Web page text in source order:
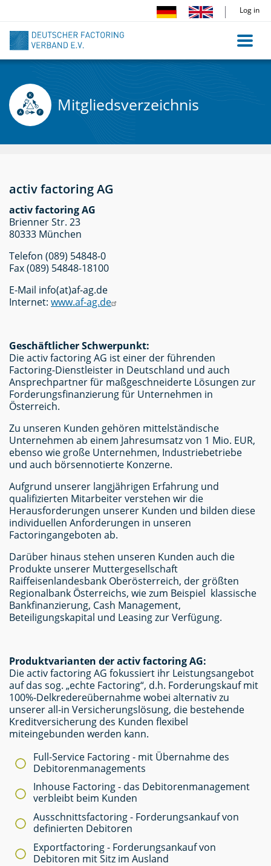
main
content
Log in
Mitgliedsverzeichnis
activ factoring AG
activ factoring AG
Brienner Str. 23
80333 München
Telefon (089) 54848-0
Fax (089) 54848-18100
E-Mail info(at)af-ag.de
Internet: www.af-ag.de
Geschäftlicher Schwerpunkt:
Die activ factoring AG ist einer der führenden
Factoring-Dienstleister in Deutschland und auch
Ansprechpartner für maßgeschneiderte Lösungen zur
Forderungsfinanzierung für Unternehmen in
Österreich.
Zu unseren Kunden gehören mittelständische
Unternehmen ab einem Jahresumsatz von 1 Mio. EUR,
ebenso wie große Unternehmen, Industriebetriebe
und auch börsennotierte Konzerne.
Aufgrund unserer langjährigen Erfahrung und
qualifizierten Mitarbeiter verstehen wir die
Herausforderungen unserer Kunden und bilden diese
individuellen Anforderungen in unseren
Factoringangeboten ab.
Darüber hinaus stehen unseren Kunden auch die
Produkte unserer Muttergesellschaft
Raiffeisenlandesbank Oberösterreich, der größten
Regionalbank Österreichs, wie zum Beispiel klassische
Bankfinanzierung, Cash Management,
Beteiligungskapital und Leasing zur Verfügung.
Produktvarianten der activ factoring AG:
Die activ factoring AG fokussiert ihr Leistungsangebot
auf das sog. „echte Factoring“, d.h. Forderungskauf mit
100%-Delkredereübernahme wobei alternativ zu
unserer all-in Versicherungslösung, die bestehende
Kreditversicherung des Kunden flexibel
miteingebunden werden kann.
Full-Service Factoring - mit Übernahme des
Debitorenmanagements
Inhouse Factoring - das Debitorenmanagement
verbleibt beim Kunden
Ausschnittsfactoring - Forderungsankauf von
definierten Debitoren
Exportfactoring - Forderungsankauf von
Debitoren mit Sitz im Ausland